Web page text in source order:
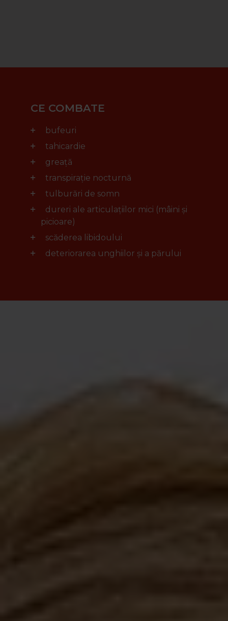
CE COMBATE
bufeuri
tahicardie
greață
transpirație nocturnă
tulburări de somn
dureri ale articulațiilor mici (mâini și
picioare)
scăderea libidoului
deteriorarea unghiilor și a părului